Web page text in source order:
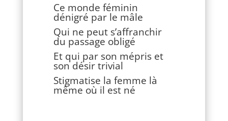
Ce monde féminin
dénigré par le mâle
Qui ne peut s’affranchir
du passage obligé
Et qui par son mépris et
son désir trivial
Stigmatise la femme là
même où il est né